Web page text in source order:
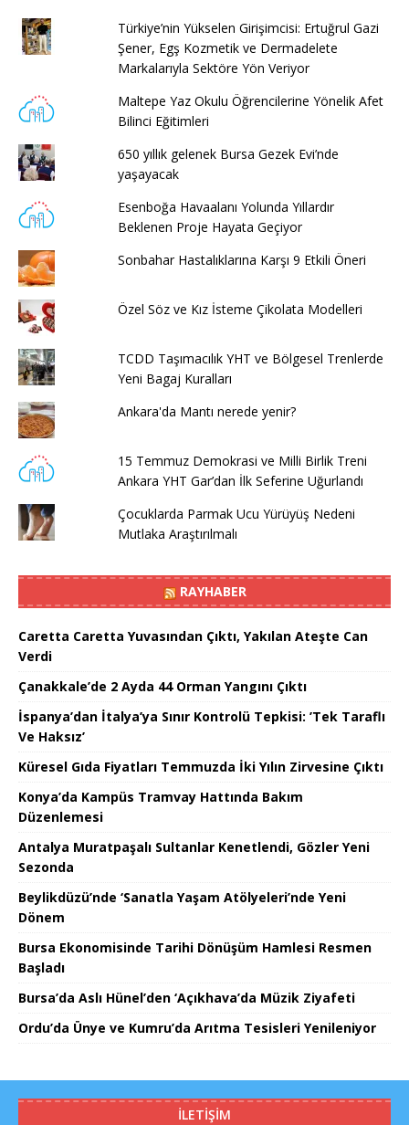
Türkiye’nin Yükselen Girişimcisi: Ertuğrul Gazi
Şener, Egş Kozmetik ve Dermadelete
Markalarıyla Sektöre Yön Veriyor
Maltepe Yaz Okulu Öğrencilerine Yönelik Afet
Bilinci Eğitimleri
650 yıllık gelenek Bursa Gezek Evi’nde
yaşayacak
Esenboğa Havaalanı Yolunda Yıllardır
Beklenen Proje Hayata Geçiyor
Sonbahar Hastalıklarına Karşı 9 Etkili Öneri
Özel Söz ve Kız İsteme Çikolata Modelleri
TCDD Taşımacılık YHT ve Bölgesel Trenlerde
Yeni Bagaj Kuralları
Ankara'da Mantı nerede yenir?
15 Temmuz Demokrasi ve Milli Birlik Treni
Ankara YHT Gar’dan İlk Seferine Uğurlandı
Çocuklarda Parmak Ucu Yürüyüş Nedeni
Mutlaka Araştırılmalı
RAYHABER
Caretta Caretta Yuvasından Çıktı, Yakılan Ateşte Can
Verdi
Çanakkale’de 2 Ayda 44 Orman Yangını Çıktı
İspanya’dan İtalya’ya Sınır Kontrolü Tepkisi: ’Tek Taraflı
Ve Haksız’
Küresel Gıda Fiyatları Temmuzda İki Yılın Zirvesine Çıktı
Konya’da Kampüs Tramvay Hattında Bakım
Düzenlemesi
Antalya Muratpaşalı Sultanlar Kenetlendi, Gözler Yeni
Sezonda
Beylikdüzü’nde ‘Sanatla Yaşam Atölyeleri’nde Yeni
Dönem
Bursa Ekonomisinde Tarihi Dönüşüm Hamlesi Resmen
Başladı
Bursa’da Aslı Hünel’den ‘Açıkhava’da Müzik Ziyafeti
Ordu’da Ünye ve Kumru’da Arıtma Tesisleri Yenileniyor
İLETIŞIM